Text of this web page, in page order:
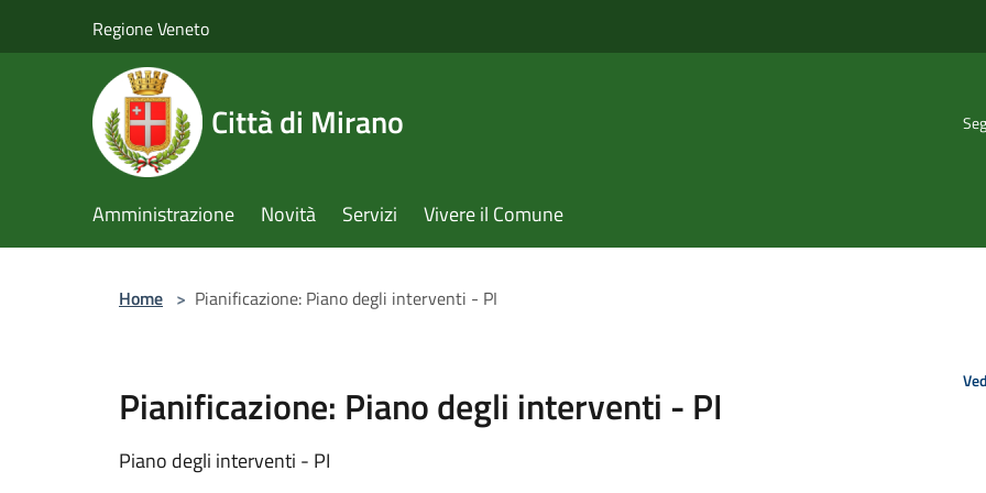
Regione Veneto
Città di Mirano
Amministrazione Novità Servizi Vivere il Comune
Home > Pianificazione: Piano degli interventi - PI
Pianificazione: Piano degli interventi - PI
Piano degli interventi - PI